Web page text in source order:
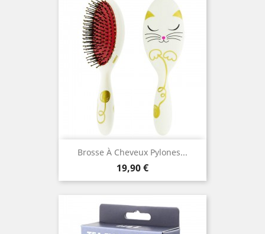
Brosse À Cheveux Pylones...
Prix
19,90 €